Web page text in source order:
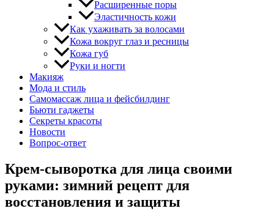
Расширенные поры
Эластичность кожи
Как ухаживать за волосами
Кожа вокруг глаз и ресницы
Кожа губ
Руки и ногти
Макияж
Мода и стиль
Самомассаж лица и фейсбилдинг
Бьюти гаджеты
Секреты красоты
Новости
Вопрос-ответ
Крем-сыворотка для лица своими
руками: зимний рецепт для
восстановления и защиты